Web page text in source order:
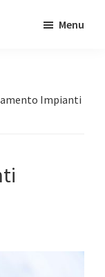
Menu
Impianti